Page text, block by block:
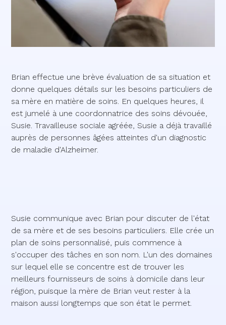
Brian effectue une brève évaluation de sa situation et
donne quelques détails sur les besoins particuliers de
sa mère en matière de soins. En quelques heures, il
est jumelé à une coordonnatrice des soins dévouée,
Susie. Travailleuse sociale agréée, Susie a déjà travaillé
auprès de personnes âgées atteintes d'un diagnostic
de maladie d'Alzheimer.
Susie communique avec Brian pour discuter de l'état
de sa mère et de ses besoins particuliers. Elle crée un
plan de soins personnalisé, puis commence à
s'occuper des tâches en son nom. L'un des domaines
sur lequel elle se concentre est de trouver les
meilleurs fournisseurs de soins à domicile dans leur
région, puisque la mère de Brian veut rester à la
maison aussi longtemps que son état le permet.